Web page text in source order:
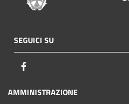
SEGUICI SU
AMMINISTRAZIONE